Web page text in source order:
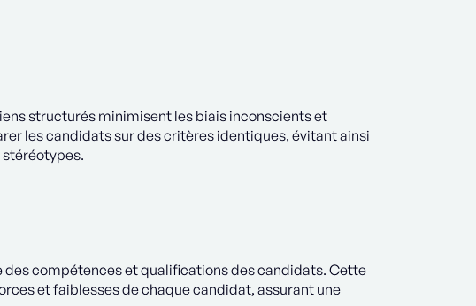
structurés minimisent les biais inconscients et
les candidats sur des critères identiques, évitant ainsi
stéréotypes.
compétences et qualifications des candidats. Cette
et faiblesses de chaque candidat, assurant une